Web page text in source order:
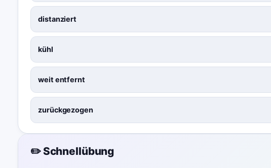
distanziert
kühl
weit entfernt
zurückgezogen
✏️ Schnellübung